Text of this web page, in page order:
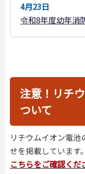
4月23日
令和8年度幼年消
注意！リチ
ついて
リチウムイオン電
せを掲載しています。
こちらをご確認くだ